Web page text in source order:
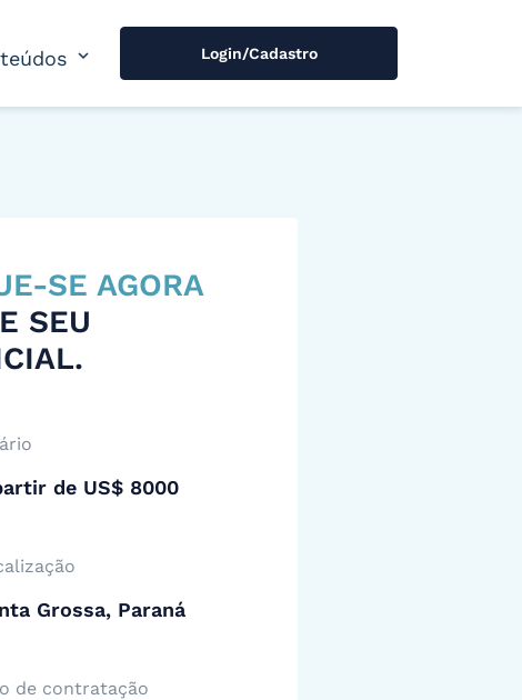
expand_more Login/Cadastro
SE AGORA
SEU
de US$ 8000
Grossa, Paraná
de contratação